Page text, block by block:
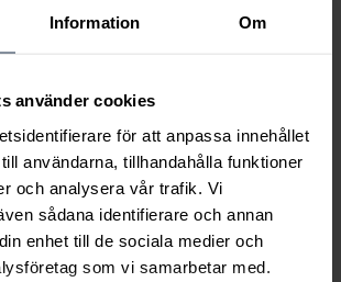
Information Om
använder cookies
för att anpassa innehållet
användarna, tillhandahålla funktioner
och analysera vår trafik. Vi
sådana identifierare och annan
enhet till de sociala medier och
som vi samarbetar med.